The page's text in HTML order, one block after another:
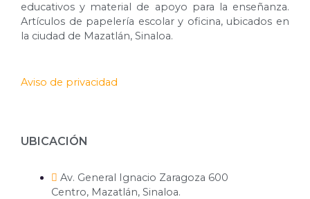
educativos y material de apoyo para la enseñanza.
Artículos de papelería escolar y oficina, ubicados en
la ciudad de Mazatlán, Sinaloa.
Aviso de privacidad
UBICACIÓN
Av. General Ignacio Zaragoza 600
Centro, Mazatlán, Sinaloa.